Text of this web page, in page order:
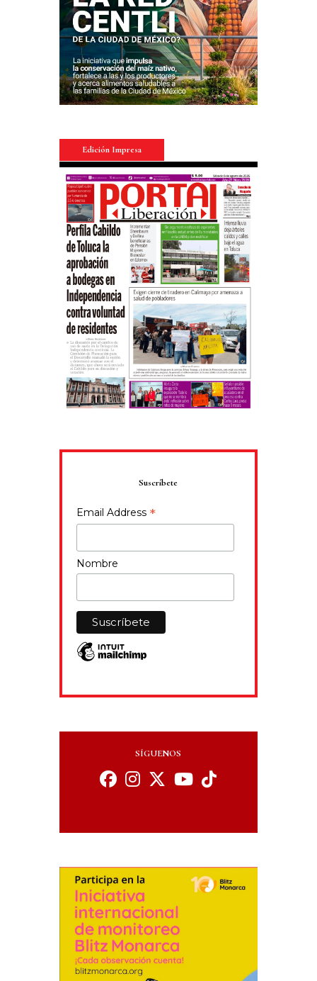
Edición Impresa
Suscríbete
Email Address *
Nombre
SÍGUENOS